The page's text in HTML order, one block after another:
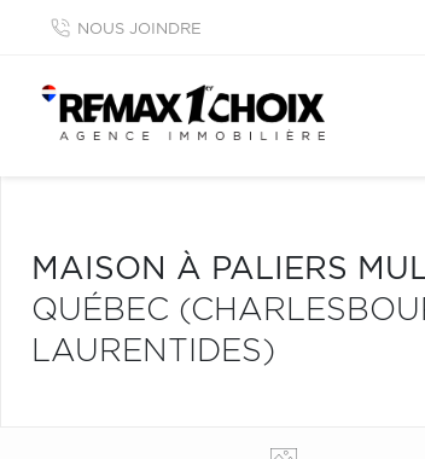
NOUS JOINDRE
MAISON À PALIERS
QUÉBEC
LAURENTIDES)